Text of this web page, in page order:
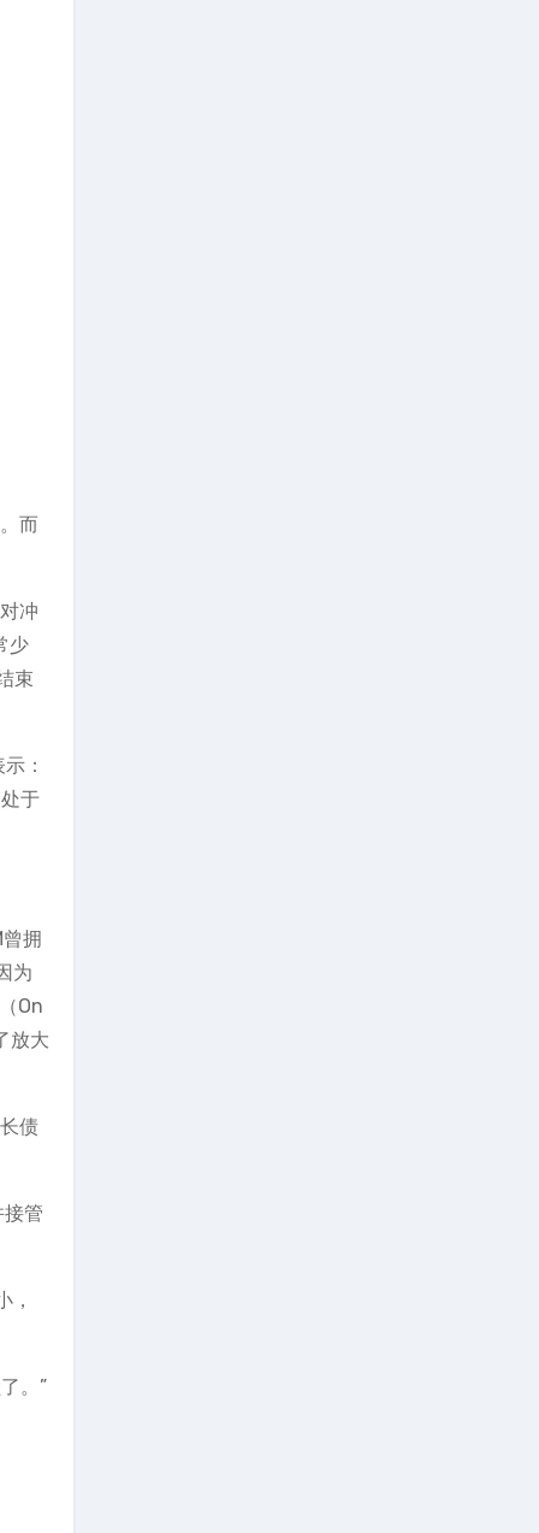
而
冲
少
束
：
于
拥
为
On
放大
债
管
，
。”